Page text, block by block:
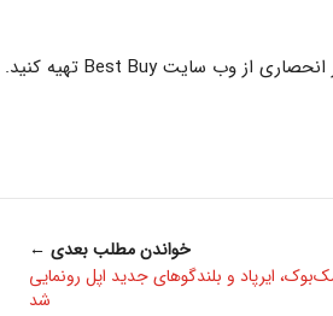
خواندن مطلب بعدی ←
ایرپاد و بلندگوهای جدید اپل رونمایی
شد